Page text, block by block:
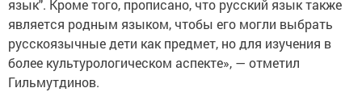
язык". Кроме того, прописано, что русский язык также
является родным языком, чтобы его могли выбрать
русскоязычные дети как предмет, но для изучения в
более культурологическом аспекте», — отметил
Гильмутдинов.